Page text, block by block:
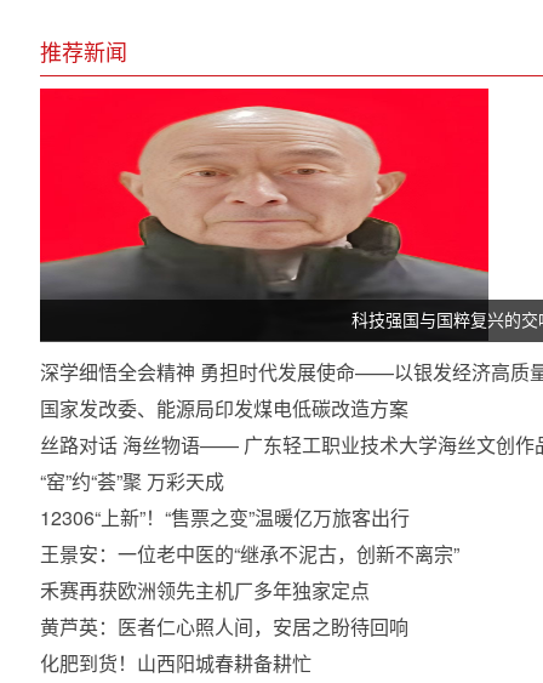
推荐新闻
科技强国与国粹复兴的
深学细悟全会精神 勇担时代发展使命——以银发经济高质
国家发改委、能源局印发煤电低碳改造方案
丝路对话 海丝物语—— 广东轻工职业技术大学海丝文创作
“窑”约“荟”聚 万彩天成
12306“上新”！“售票之变”温暖亿万旅客出行
王景安：一位老中医的“继承不泥古，创新不离宗”
禾赛再获欧洲领先主机厂多年独家定点
黄芦英：医者仁心照人间，安居之盼待回响
化肥到货！山西阳城春耕备耕忙